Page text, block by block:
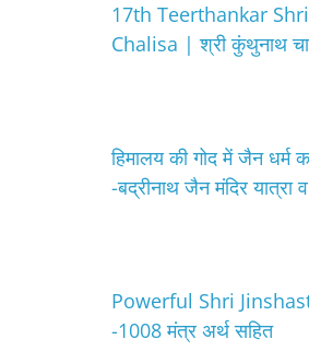
17th Teerthankar
Chalisa | श्री कुंथुनाथ
हिमालय की गोद में जैन धर्म
-बद्रीनाथ जैन मंदिर यात्रा
Powerful Shri
-1008 मंत्र अर्थ सहित